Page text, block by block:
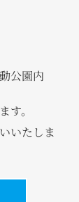
公園内
。
いたしま